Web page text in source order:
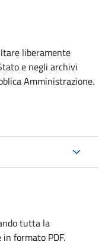
liberamente
e negli archivi
Amministrazione.
tutta la
formato PDF.